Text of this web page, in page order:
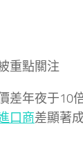
重點關注
差年夜于10
口商差顯著